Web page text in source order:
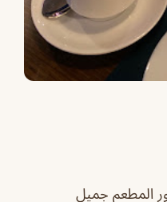
المطعم جميل